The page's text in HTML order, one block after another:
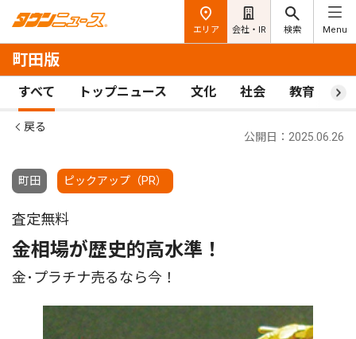
エリア 会社・IR 検索 Menu
町田版
すべて トップニュース 文化 社会 教育 ス
戻る
町田 ピックアップ（PR）
公開日：2025.06.26
査定無料
金相場が歴史的高水準！
金･プラチナ売るなら今！